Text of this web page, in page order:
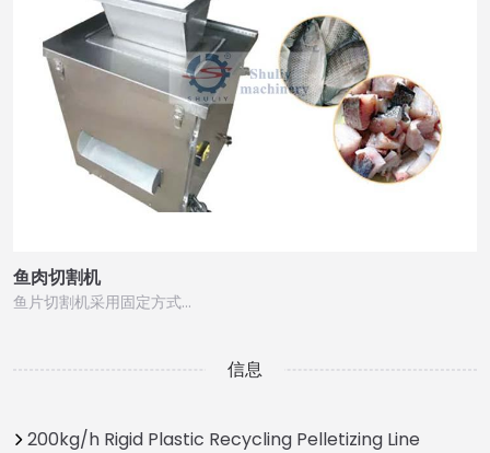
鱼肉切割机
鱼片切割机采用固定方式…
信息
200kg/h Rigid Plastic Recycling Pelletizing Line